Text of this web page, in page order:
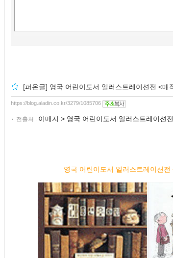
[퍼온글] 영국 어린이도서 일러스트레이션전 <매
https://blog.aladin.co.kr/3279/1085706
전출처 : 이매지 > 영국 어린이도서 일러스트레이션
영국 어린이도서 일러스트레이션전